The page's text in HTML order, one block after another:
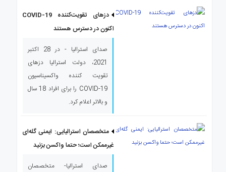
دزهای تقویت‌کننده COVID-19
اکنون در دسترس هستند
صدای استرالیا - در 28 اکتبر
2021، دولت استرالیا دزهای
تقویت کننده واکسیناسیون
COVID-19 را برای افراد 18 سال
و بالاتر اعلام کرد.
متخصصان استرالیایی: ایمنی گله‌ای
غیرممکن است؛ حتما واکسن بزنید
صدای استرالیا- متخصصان